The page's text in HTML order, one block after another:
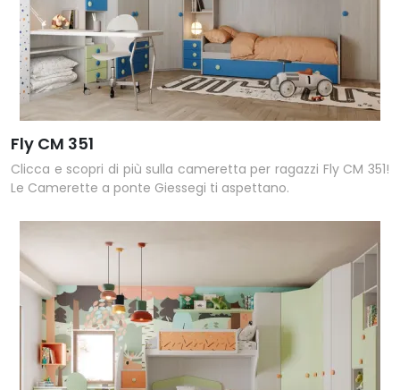
Fly CM 351
Clicca e scopri di più sulla cameretta per ragazzi Fly CM 351!
Le Camerette a ponte Giessegi ti aspettano.